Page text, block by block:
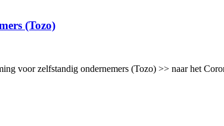
(Tozo)
voor zelfstandig ondernemers (Tozo) >> naar het